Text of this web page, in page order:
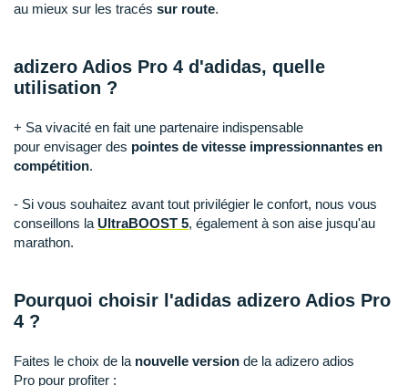
au mieux sur les tracés sur route.
adizero Adios Pro 4 d'adidas, quelle
utilisation ?
+ Sa vivacité en fait une partenaire indispensable
pour envisager des pointes de vitesse impressionnantes en
compétition.
- Si vous souhaitez avant tout privilégier le confort, nous vous
conseillons la UltraBOOST 5, également à son aise jusqu'au
marathon.
Pourquoi choisir l'adidas adizero Adios Pro
4 ?
Faites le choix de la nouvelle version de la adizero adios
Pro pour profiter :
Reebok
Salomon
Saucony
Saxx
Scarpa
Scott
Shokz
Smoon
Speedo